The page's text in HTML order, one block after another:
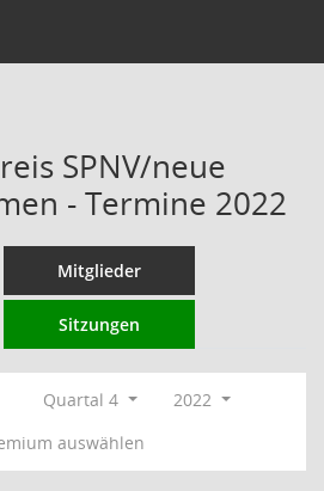
SPNV/neue
- Termine 2022
Mitglieder
Sitzungen
Quartal 4
2022
auswählen